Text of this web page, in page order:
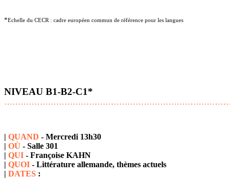
*Echelle du CECR : cadre européen commun de référence pour les langues
NIVEAU B1-B2-C1*
QUAND - Mercredi 13h30
OÙ - Salle 301
QUI - Françoise KAHN
QUOI - Littérature allemande, thèmes actuels
DATES :